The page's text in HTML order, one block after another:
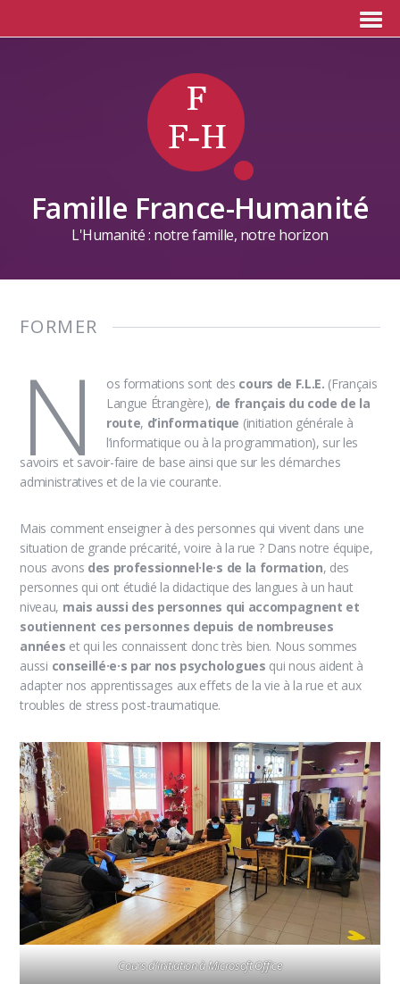
Famille France-Humanité
L'Humanité : notre famille, notre horizon
FORMER
N os formations sont des cours de F.L.E. (Français
Langue Étrangère), de français du code de la
route, d’informatique (initiation générale à
l’informatique ou à la programmation), sur les
savoirs et savoir-faire de base ainsi que sur les démarches
administratives et de la vie courante.
Mais comment enseigner à des personnes qui vivent dans une
situation de grande précarité, voire à la rue ? Dans notre équipe,
nous avons des professionnel·le·s de la formation, des
personnes qui ont étudié la didactique des langues à un haut
niveau, mais aussi des personnes qui accompagnent et
soutiennent ces personnes depuis de nombreuses
années et qui les connaissent donc très bien. Nous sommes
aussi conseillé·e·s par nos psychologues qui nous aident à
adapter nos apprentissages aux effets de la vie à la rue et aux
troubles de stress post-traumatique.
Cours d’initiation à Microsoft Office